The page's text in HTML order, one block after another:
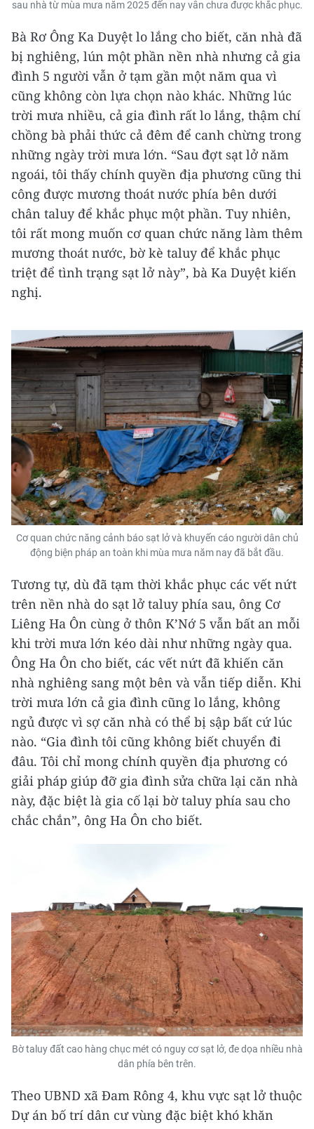
sau nhà từ mùa mưa năm 2025 đến nay vẫn chưa được khắc phục.
Bà Rơ Ông Ka Duyệt lo lắng cho biết, căn nhà đã
bị nghiêng, lún một phần nền nhà nhưng cả gia
đình 5 người vẫn ở tạm gần một năm qua vì
cũng không còn lựa chọn nào khác. Những lúc
trời mưa nhiều, cả gia đình rất lo lắng, thậm chí
chồng bà phải thức cả đêm để canh chừng trong
những ngày trời mưa lớn. “Sau đợt sạt lở năm
ngoái, tôi thấy chính quyền địa phương cũng thi
công được mương thoát nước phía bên dưới
chân taluy để khắc phục một phần. Tuy nhiên,
tôi rất mong muốn cơ quan chức năng làm thêm
mương thoát nước, bờ kè taluy để khắc phục
triệt để tình trạng sạt lở này”, bà Ka Duyệt kiến
nghị.
Cơ quan chức năng cảnh báo sạt lở và khuyến cáo người dân chủ
động biện pháp an toàn khi mùa mưa năm nay đã bắt đầu.
Tương tự, dù đã tạm thời khắc phục các vết nứt
trên nền nhà do sạt lở taluy phía sau, ông Cơ
Liêng Ha Ôn cùng ở thôn K’Nớ 5 vẫn bất an mỗi
khi trời mưa lớn kéo dài như những ngày qua.
Ông Ha Ôn cho biết, các vết nứt đã khiến căn
nhà nghiêng sang một bên và vẫn tiếp diễn. Khi
trời mưa lớn cả gia đình cũng lo lắng, không
ngủ được vì sợ căn nhà có thể bị sập bất cứ lúc
nào. “Gia đình tôi cũng không biết chuyển đi
đâu. Tôi chỉ mong chính quyền địa phương có
giải pháp giúp đỡ gia đình sửa chữa lại căn nhà
này, đặc biệt là gia cố lại bờ taluy phía sau cho
chắc chắn”, ông Ha Ôn cho biết.
Bờ taluy đất cao hàng chục mét có nguy cơ sạt lở, đe dọa nhiều nhà
dân phía bên trên.
Theo UBND xã Đam Rông 4, khu vực sạt lở thuộc
Dự án bố trí dân cư vùng đặc biệt khó khăn